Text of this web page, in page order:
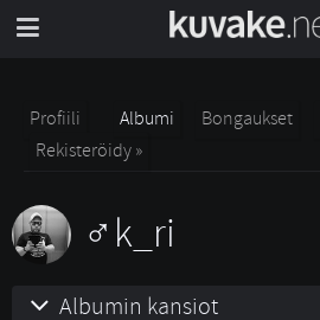
Profiili Albumi Bongaukset
Rekisteröidy »
k_ri
Albumin kansiot